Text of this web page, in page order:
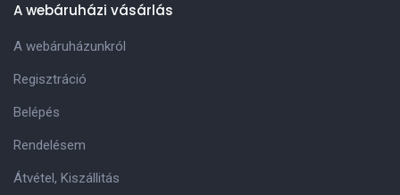
A webáruházi vásárlás
A webáruházunkról
Regisztráció
Belépés
Rendelésem
Átvétel, Kiszállitás